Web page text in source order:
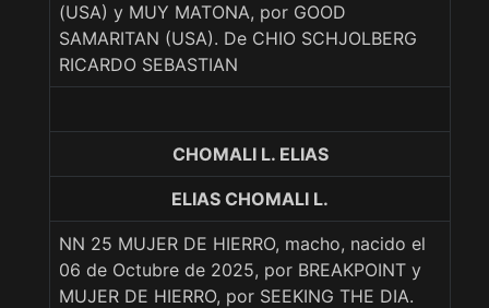
(USA) y MUY MATONA, por GOOD
SAMARITAN (USA). De CHIO SCHJOLBERG
RICARDO SEBASTIAN
CHOMALI L. ELIAS
ELIAS CHOMALI L.
NN 25 MUJER DE HIERRO, macho, nacido el
06 de Octubre de 2025, por BREAKPOINT y
MUJER DE HIERRO, por SEEKING THE DIA.